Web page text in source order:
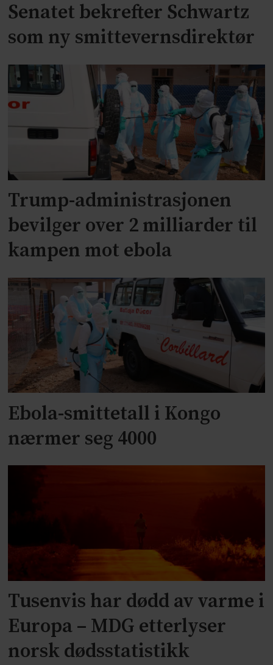
Senatet bekrefter Schwartz
som ny smittevernsdirektør
Trump-administrasjonen
bevilger over 2 milliarder til
kampen mot ebola
Ebola-smittetall i Kongo
nærmer seg 4000
Tusenvis har dødd av varme i
Europa – MDG etterlyser
norsk dødsstatistikk